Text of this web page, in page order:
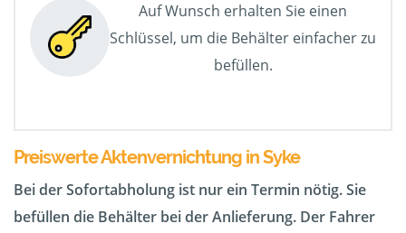
Auf Wunsch erhalten Sie einen
Schlüssel, um die Behälter einfacher zu
befüllen.
Preiswerte Aktenvernichtung in Syke
Bei der Sofortabholung ist nur ein Termin nötig. Sie
befüllen die Behälter bei der Anlieferung. Der Fahrer